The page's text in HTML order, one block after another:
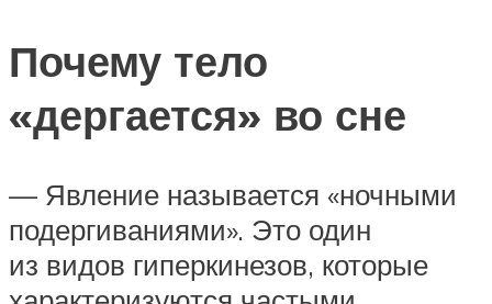
Почему тело
«дергается» во сне
— Явление называется «ночными
подергиваниями». Это один
из видов гиперкинезов, которые